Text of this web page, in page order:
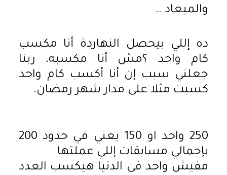
والميعاد ..
ده إللي بيحصل النهاردة أنا مكسب
كام واحد ؟مش أنا مكسبه، ربنا
جعلني سبب إن أنا أكسب كام واحد
كسبت مثلا على مدار شهر رمضان.
250 واحد او 150 يعني في حدود 200
بإجمالي مسابقات إللي عملتها
مفيش واحد فى الدنيا هيكسب العدد